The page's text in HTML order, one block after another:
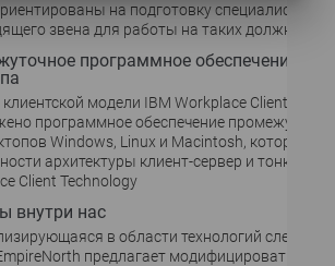
на подготовку специалистов
звена для работы на таких должностях
программное обеспечение для
модели IBM Workplace Client
программное обеспечение
Windows, Linux и Macintosh, которое
архитектуры клиент-сервер и тонких
Client Technology
внутри нас
в области технологий
предлагает модифицировать